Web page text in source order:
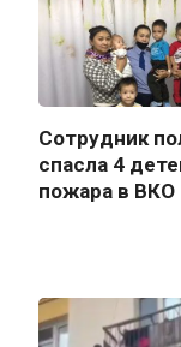
Сотрудник
спасла 4
пожара в ВКО